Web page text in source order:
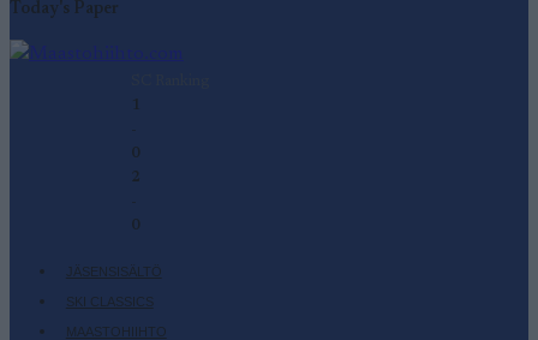
Today's Paper
1
-
0
2
-
0
JÄSENSISÄLTÖ
SKI CLASSICS
MAASTOHIIHTO